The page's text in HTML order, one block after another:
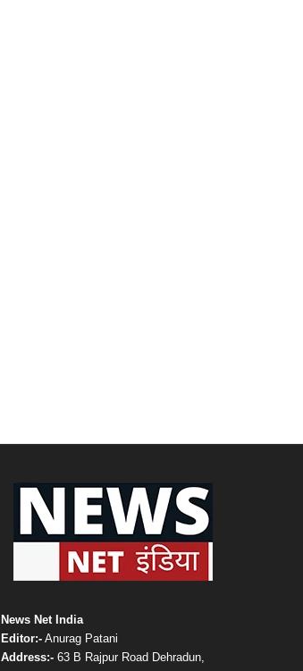
News Net India
Editor:-Anurag Patani
Address:-63 B Rajpur Road Dehradun,